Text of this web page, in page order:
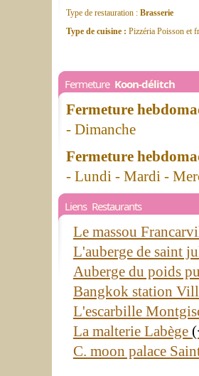
Type de restauration : Brasserie
Type de cuisine : Pizzéria Poisson et
Fermeture Koon-délitch
Fermeture
- Dimanche
Fermeture
- Lundi - Mardi -
Liens Restaurants
Le massou
L'auberge de saint
Auberge du poids
Bangkok station
L'escarbille
La malterie Labège
C. moon palace